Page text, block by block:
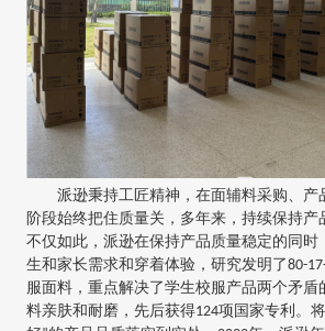
派逊秉持工匠精神，在面辅料采购、产
阶段始终把住质量关，多年来，持续保持产
不仅如此，派逊在保持产品质量稳定的同时
生和家长需求和穿着体验，研究发明了80-
服面料，重点解决了学生校服产品两个矛盾
料亲肤和耐磨，先后获得124项国家专利。